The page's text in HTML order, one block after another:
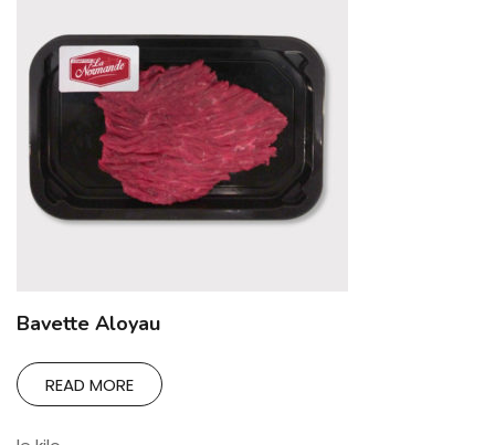
Bavette Aloyau
READ MORE